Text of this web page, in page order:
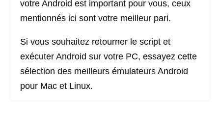
votre Android est important pour vous, ceux
mentionnés ici sont votre meilleur pari.
Si vous souhaitez retourner le script et
exécuter Android sur votre PC, essayez cette
sélection des meilleurs émulateurs Android
pour Mac et Linux.